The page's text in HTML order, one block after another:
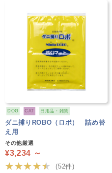
DOG CAT 日用品・雑貨
ダニ捕りROBO（ロボ） 詰め替
え用
その他厳選
¥3,234 ～
★★★★★ (52件)